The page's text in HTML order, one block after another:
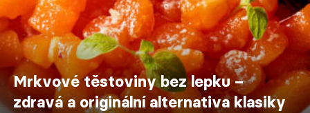
Mrkvové těstoviny bez lepku –
zdravá a originální alternativa klasiky